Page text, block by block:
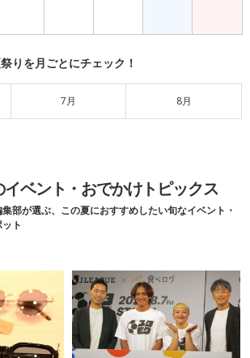
りを月ごとにチェック！
7月 8月
イベント・おでかけトピックス
部が選ぶ、この夏におすすめしたい旬なイベント・
ト